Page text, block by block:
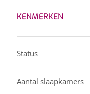
KENMERKEN
Status
Aantal slaapkamers